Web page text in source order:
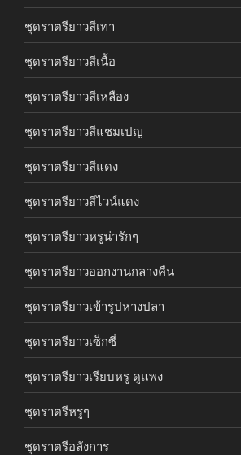
ชุดราตรียาวสีเทา
ชุดราตรียาวสีเนื้อ
ชุดราตรียาวสีเหลือง
ชุดราตรียาวสีแชมเปญ
ชุดราตรียาวสีแดง
ชุดราตรียาวสีไวน์แดง
ชุดราตรียาวหรูน่ารักๆ
ชุดราตรียาวออกงานกลางคืน
ชุดราตรียาวเข้ารูปหางปลา
ชุดราตรียาวเซ็กซี่
ชุดราตรียาวเรียบหรู ดูแพง
ชุดราตรีหรูๆ
ชุดราตรีอลังการ